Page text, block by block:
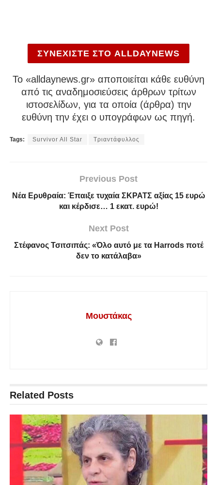
ΣΥΝΕΧΙΣΤΕ ΣΤΟ ALLDAYNEWS
To «alldaynews.gr» αποποιείται κάθε ευθύνη
από τις αναδημοσιεύσεις άρθρων τρίτων
ιστοσελίδων, για τα οποία (άρθρα) την
ευθύνη την έχει ο υπογράφων ως πηγή.
Tags: Survivor All Star Τριαντάφυλλος
Previous Post
Νέα Ερυθραία: Έπαιξε τυχαία ΣΚΡΑΤΣ αξίας 15 ευρώ
και κέρδισε… 1 εκατ. ευρώ!
Next Post
Στέφανος Τσιτσιπάς: «Όλο αυτό με τα Harrods ποτέ
δεν το κατάλαβα»
Μουστάκας
Related Posts